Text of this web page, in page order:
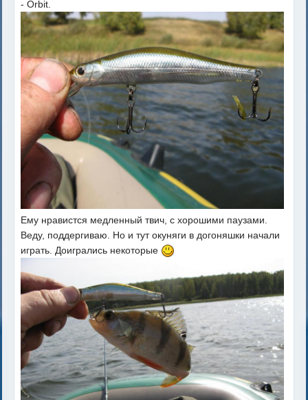
- Orbit.
Ему нравистся медленный твич, с хорошими паузами.
Веду, поддергиваю. Но и тут окуняги в догоняшки начали
играть. Доигрались некоторые